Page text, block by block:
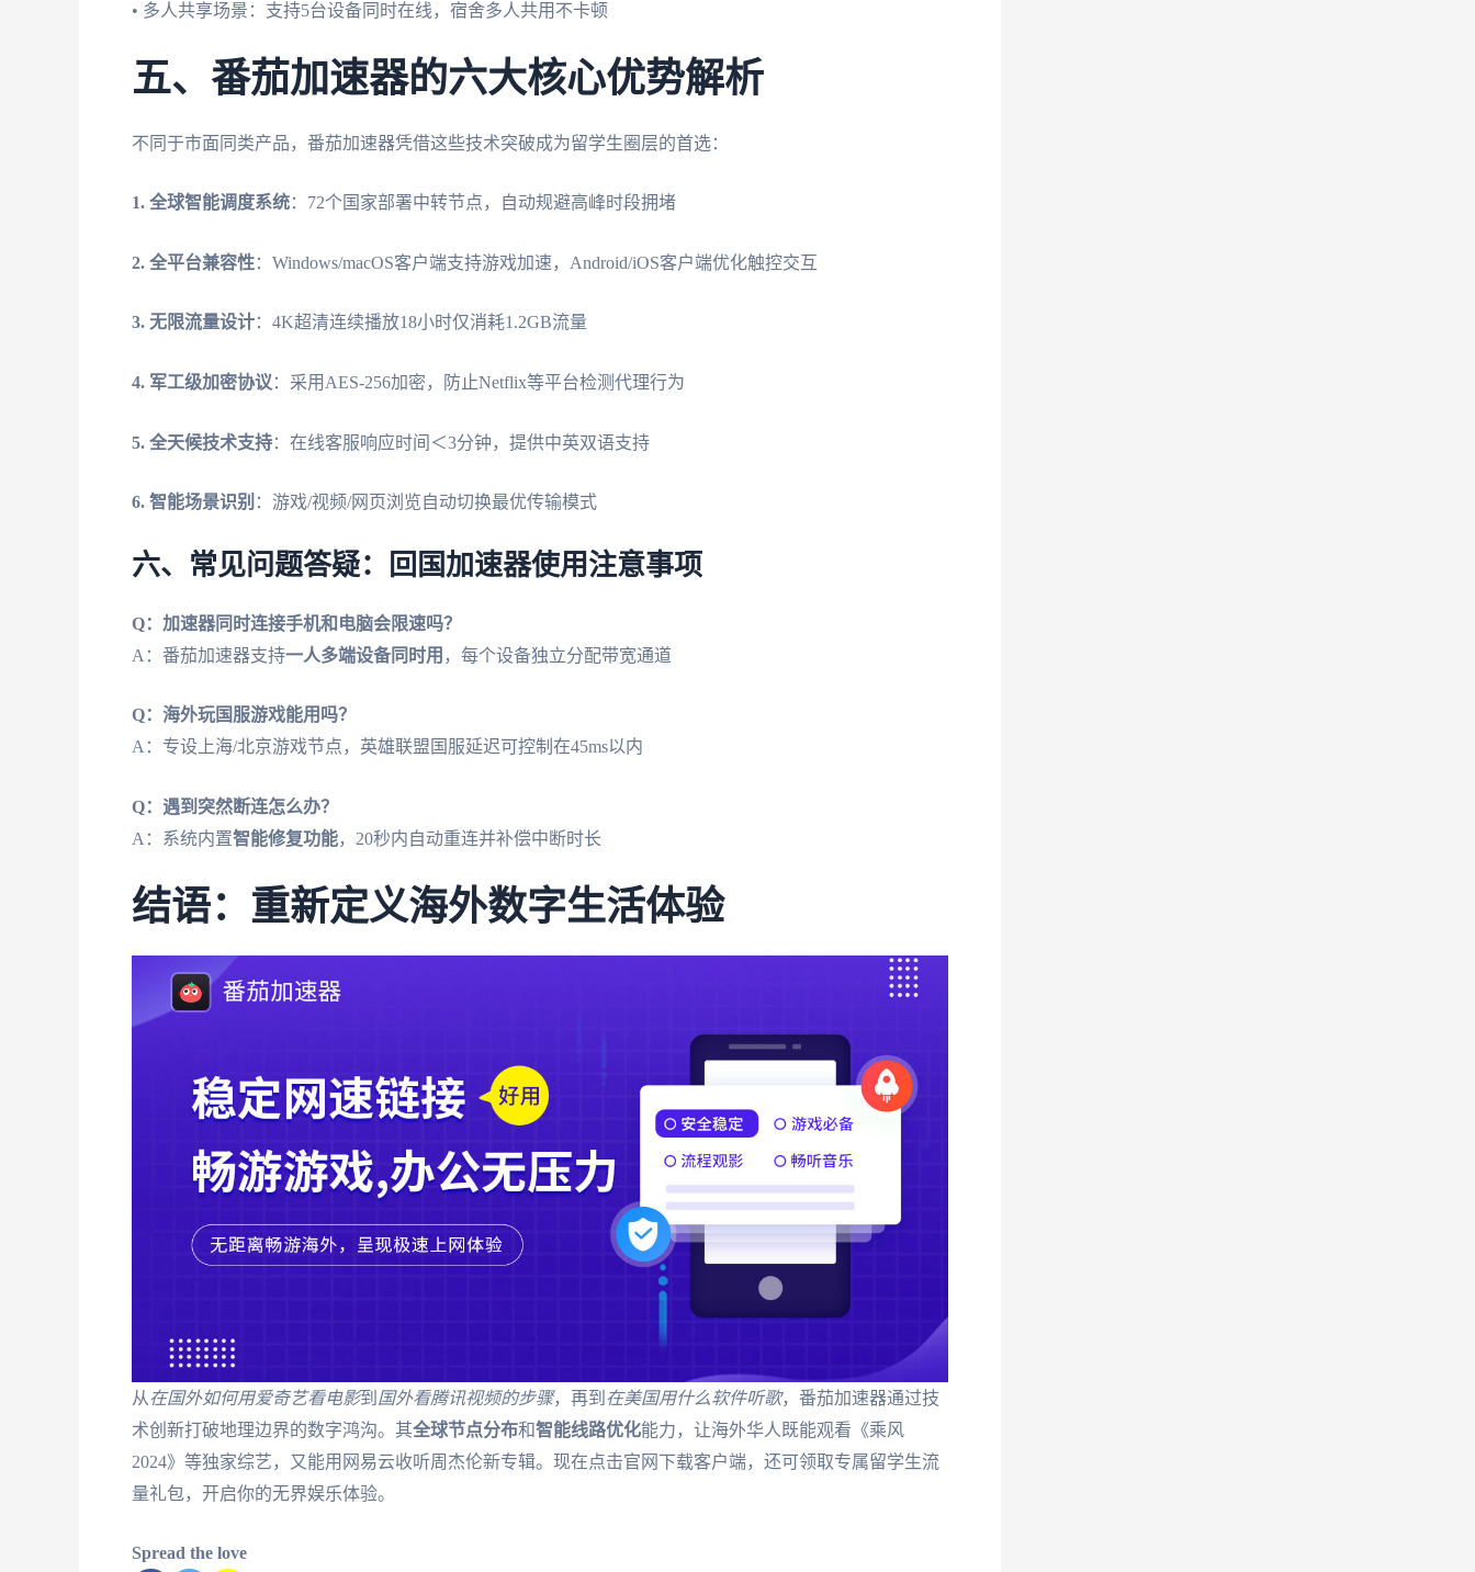
• 多人共享场景：支持5台设备同时在线，宿舍多人共用不卡顿
五、番茄加速器的六大核心优势解析
不同于市面同类产品，番茄加速器凭借这些技术突破成为留学生圈层的首选：
1. 全球智能调度系统：72个国家部署中转节点，自动规避高峰时段拥堵
2. 全平台兼容性：Windows/macOS客户端支持游戏加速，Android/iOS客户端优化触控交互
3. 无限流量设计：4K超清连续播放18小时仅消耗1.2GB流量
4. 军工级加密协议 ：采用AES-256加密，防止Netflix等平台检测代理行为
5. 全天候技术支持：在线客服响应时间＜3分钟，提供中英双语支持
6. 智能场景识别 ：游戏/视频/网页浏览自动切换最优传输模式
六、常见问题答疑：回国加速器使用注意事项
Q：加速器同时连接手机和电脑会限速吗？
A：番茄加速器支持一人多端设备同时用 ，每个设备独立分配带宽通道
Q：海外玩国服游戏能用吗？
A：专设上海/北京游戏节点，英雄联盟国服延迟可控制在45ms以内
Q：遇到突然断连怎么办？
A：系统内置智能修复功能，20秒内自动重连并补偿中断时长
结语：重新定义海外数字生活体验
从 在国外如何用爱奇艺看电影到 国外看腾讯视频的步骤，再到 在美国用什么软件听歌，番茄加速器通过技
术创新打破地理边界的数字鸿沟。其全球节点分布和智能线路优化能力，让海外华人既能观看《乘风
2024》等独家综艺，又能用网易云收听周杰伦新专辑。现在点击官网下载客户端，还可领取专属留学生流
量礼包，开启你的无界娱乐体验。
Spread the love